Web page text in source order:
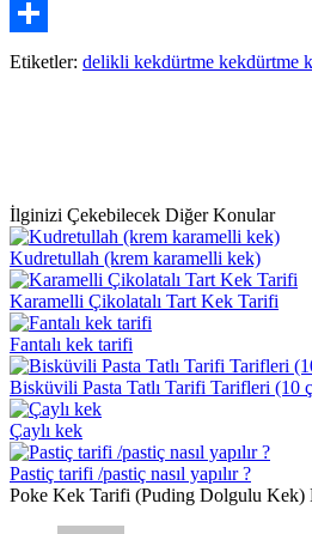
Pinterest
Paylaş
Etiketler: delikli kekdürtme kekdürtme
İlginizi Çekebilecek Diğer Konular
Kudretullah (krem karamelli kek)
Karamelli Çikolatalı Tart Kek Tarifi
Fantalı kek tarifi
Bisküvili Pasta Tatlı Tarifi Tarifleri (10
Çaylı kek
Pastiç tarifi /pastiç nasıl yapılır ?
Poke Kek Tarifi (Puding Dolgulu Kek)